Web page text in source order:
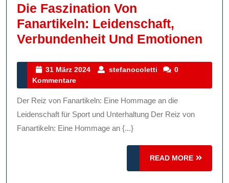
Die Faszination Von
Fanartikeln: Leidenschaft,
Verbundenheit Und Emotionen
31 März 2024
31
2024
stefanocoletti stefanocoletti
0
Kommentare
Der Reiz von Fanartikeln: Eine Hommage an die
Leidenschaft für Sport und Unterhaltung Der Reiz von
Fanartikeln: Eine Hommage an {...}
READ MORE
READ
MORE